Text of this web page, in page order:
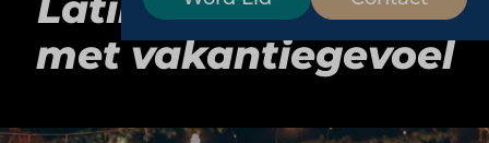
met vakantiegevoel